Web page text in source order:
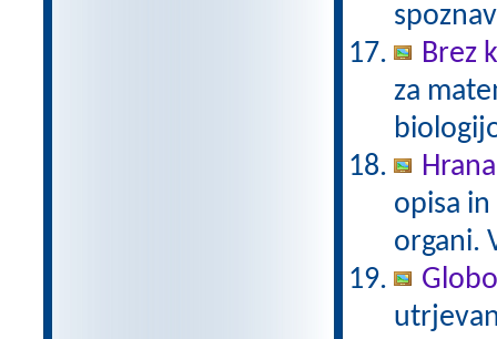
Brez
za
opisa
organi.